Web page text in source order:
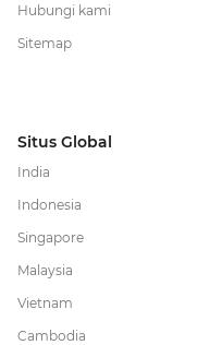
Hubungi kami
Sitemap
Situs Global
India
Indonesia
Singapore
Malaysia
Vietnam
Cambodia